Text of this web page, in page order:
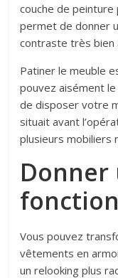
couche de peinture
permet de donner
contraste très bien
Patiner le meuble
pouvez aisément
de disposer votre
situait avant
plusieurs mobiliers
Donner
Vous pouvez
vêtements en
un relooking plus